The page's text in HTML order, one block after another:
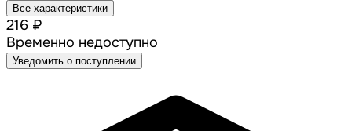
Все характеристики
216 ₽
Временно недоступно
Уведомить о поступлении